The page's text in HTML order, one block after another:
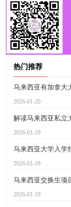
热门推荐
马来西亚有加拿大
2026-01-20
解读马来西亚私立
2026-01-19
马来西亚大学入学
2026-01-19
马来西亚交换生项
2026-01-19